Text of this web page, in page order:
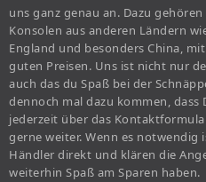
uns ganz genau an. Dazu
Konsolen aus anderen Ländern
England und besonders China,
guten Preisen. Uns ist nicht nur
auch das du Spaß bei der
dennoch mal dazu kommen,
jederzeit über das
gerne weiter. Wenn es
Händler direkt und klären die
weiterhin Spaß am Sparen haben.